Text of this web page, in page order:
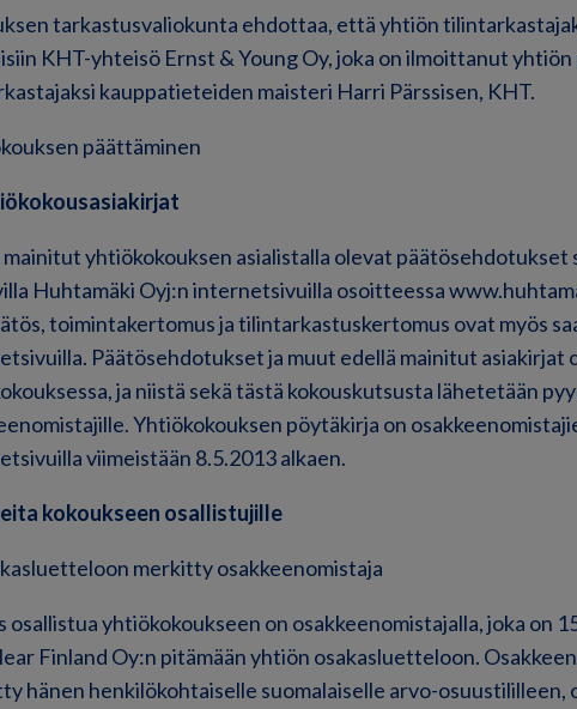
tarkastusvaliokunta ehdottaa, että yhtiön
KHT-yhteisö Ernst & Young Oy, joka on ilmoittanut yhtiön
kauppatieteiden maisteri Harri Pärssisen, KHT.
päättäminen
mainitut yhtiökokouksen asialistalla olevat päätösehdotukset
Huhtamäki Oyj:n internetsivuilla osoitteessa
toimintakertomus ja tilintarkastuskertomus ovat myös
Päätösehdotukset ja muut edellä mainitut asiakirjat
ja niistä sekä tästä kokouskutsusta lähetetään
Yhtiökokouksen pöytäkirja on
viimeistään 8.5.2013 alkaen.
kokoukseen osallistujille
merkitty osakkeenomistaja
osallistua yhtiökokoukseen on osakkeenomistajalla, joka on
Finland Oy:n pitämään yhtiön osakasluetteloon.
hänen henkilökohtaiselle suomalaiselle arvo-